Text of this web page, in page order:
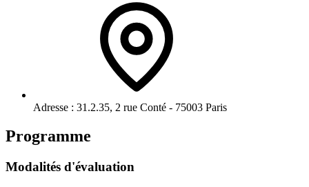
Adresse : 31.2.35, 2 rue Conté - 75003 Paris
Programme
Modalités d'évaluation